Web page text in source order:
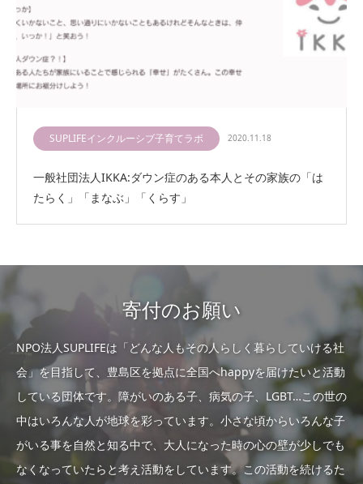
SUPLIFEインクルーシブ子育てラボ 2020.11.18
一般社団法人IKKA:ダウン症のある本人とその家族の「は
たらく」「まなぶ」「くらす」
寄付のお願い
NPO法人SUPLIFEは「どんな人もその人らしく暮らしていける社
会」を目指して、豊島区を拠点に全国へhappyを届けたいと活動
している団体です。障がいのある子、病気の子、LGBT…この世の
中はいろんな人が地球を彩っています。小さな頃からいろんな子
がいる事を自然と知る中で、大人になった時の心の壁が少しでも
なくなっていたらと考え活動をしています。この活動を続けるた